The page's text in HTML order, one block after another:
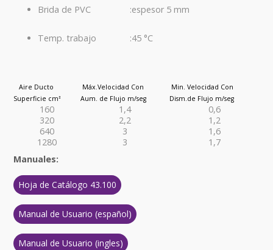
Brida de PVC
:espesor 5 mm
Temp. trabajo :45 °C
Aire Ducto Máx.Velocidad Con
Min. Velocidad Con
Superficie cm² Aum. de Flujo m/seg Dism.de Flujo m/seg
160 1,4
0,6
320
2,2
1,2
640
3
1,6
1280
3
1,7
Manuales:
Hoja de Catálogo 43.100
Manual de Usuario (español)
Manual de Usuario (ingles)